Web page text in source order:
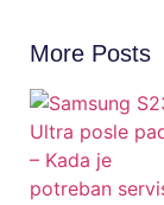
More Posts